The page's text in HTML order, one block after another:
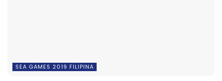
SEA GAMES 2019 FILIPINA